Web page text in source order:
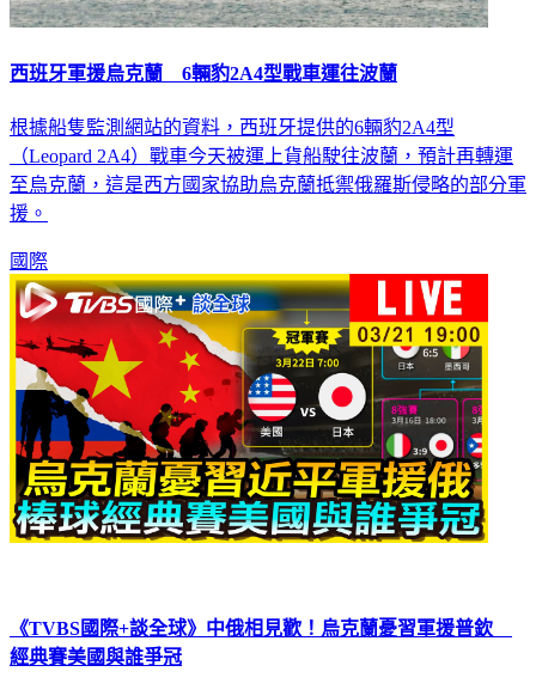
西班牙軍援烏克蘭 6輛豹2A4型戰車運往波蘭
根據船隻監測網站的資料，西班牙提供的6輛豹2A4型
（Leopard 2A4）戰車今天被運上貨船駛往波蘭，預計再轉運
至烏克蘭，這是西方國家協助烏克蘭抵禦俄羅斯侵略的部分軍
援。
國際
《TVBS國際+談全球》中俄相見歡！烏克蘭憂習軍援普欽
經典賽美國與誰爭冠